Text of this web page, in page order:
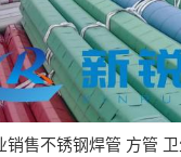
销售不锈钢焊管 方管